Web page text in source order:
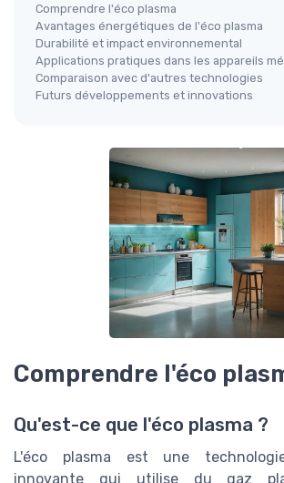
Comprendre l'éco plasma
Avantages énergétiques de l'éco plasma
Durabilité et impact environnemental
Applications pratiques dans les appareils
Comparaison avec d'autres technologies
Futurs développements et innovations
Comprendre l'éco
Qu'est-ce que l'éco plasma ?
L'éco plasma est une
innovante qui utilise du gaz